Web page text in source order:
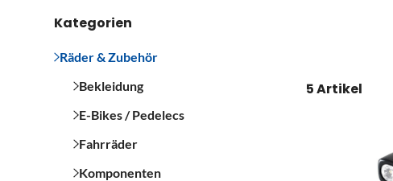
Kategorien
Räder & Zubehör
Bekleidung
E-Bikes / Pedelecs
Fahrräder
Komponenten
5 Artikel